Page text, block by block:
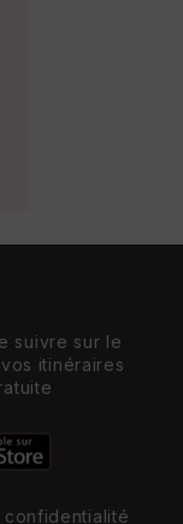
suivre sur le
itinéraires